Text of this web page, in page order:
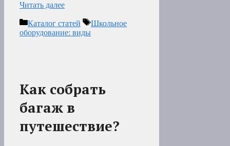
Читать далее
Рубрики
Каталог статей Метки
Школьное
оборудование: виды
Как собрать
багаж в
путешествие?